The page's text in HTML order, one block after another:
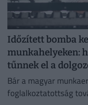
Időzített bomba
munkahelyeken:
tűnnek el a
Bár a magyar
foglalkoztatottság